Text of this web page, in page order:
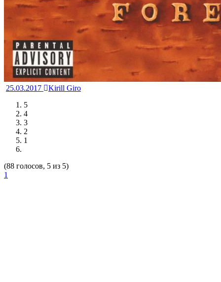
25.03.2017
Kirill Giro
5
4
3
2
1
(88 голосов, 5 из 5)
1